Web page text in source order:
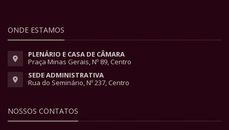
ONDE ESTAMOS
PLENÁRIO E CASA DE CÂMARA
Praça Minas Gerais, Nº 89, Centro
SEDE ADMINISTRATIVA
Rua do Seminário, Nº 237, Centro
NOSSOS CONTATOS